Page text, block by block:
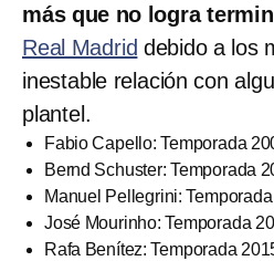
más que no logra
Real Madrid debido a los
inestable relación con
plantel.
Fabio Capello: Temporada
Bernd Schuster: Temporada
Manuel Pellegrini:
José Mourinho: Temporada
Rafa Benítez: Temporada